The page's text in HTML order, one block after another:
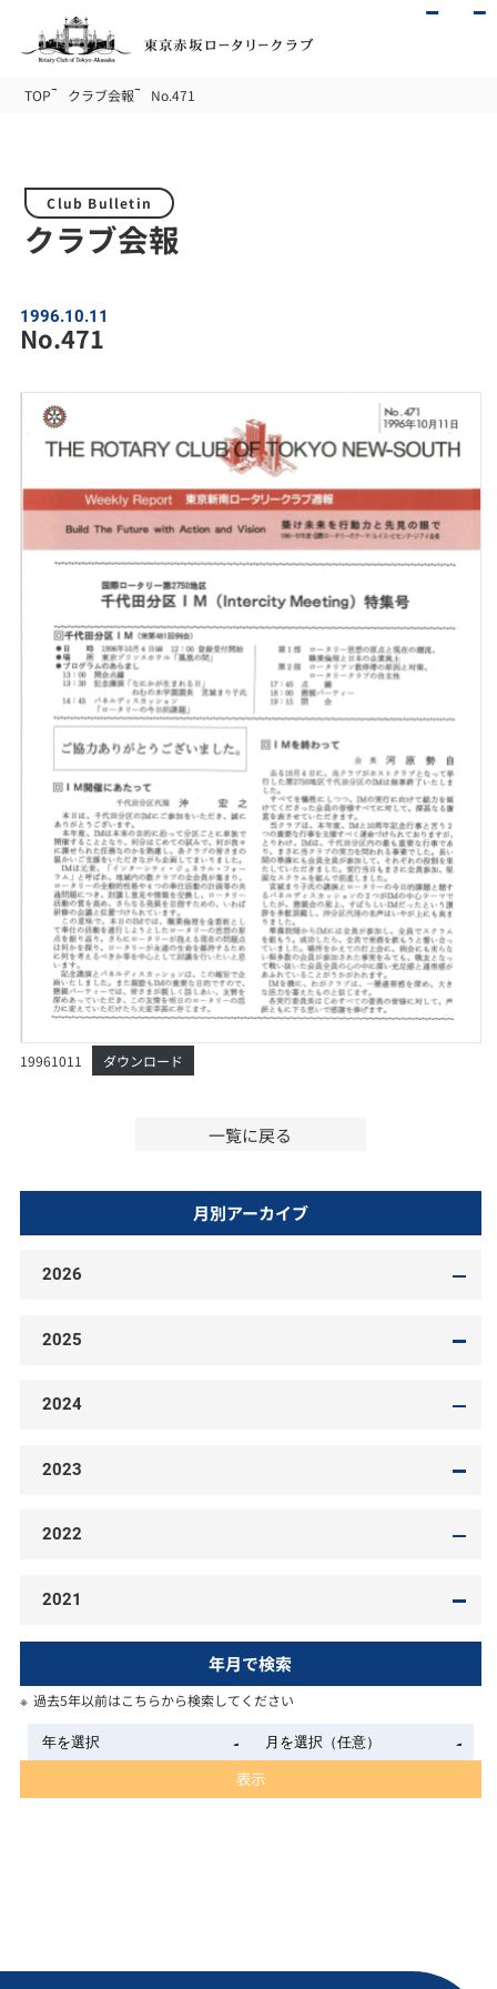
TOP クラブ会報 No.471
Club Bulletin
クラブ会報
1996.10.11
No.471
19961011 ダウンロード
一覧に戻る
月別アーカイブ
2026
2025
2024
2023
2022
2021
年月で検索
過去5年以前はこちらから検索してください
表示